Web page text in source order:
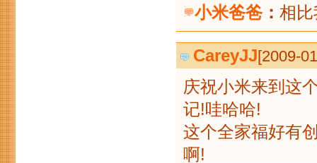
小米爸爸：相
CareyJJ[2009-
庆祝小米来到这
记!哇哈哈!
这个全家福好有